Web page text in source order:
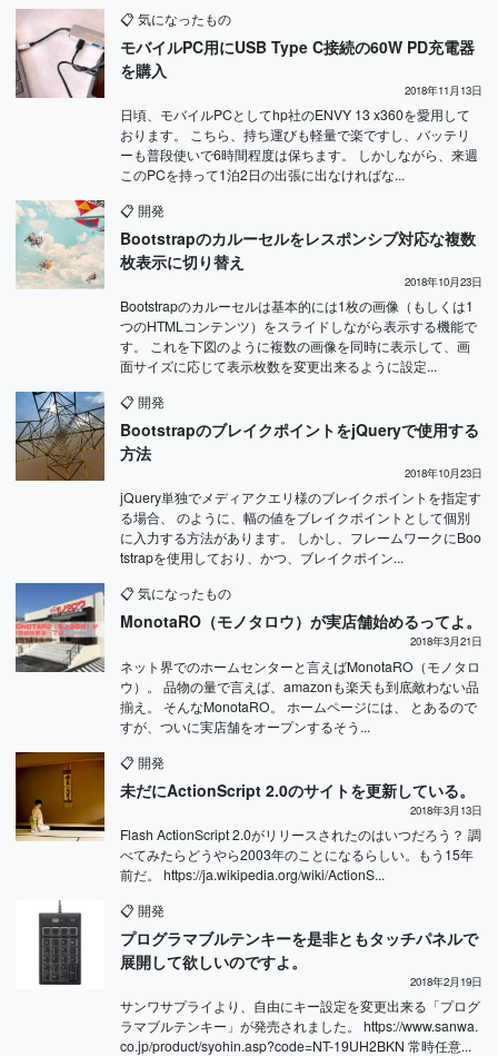
📋 気になったもの
モバイルPC用にUSB Type C接続の60W PD充電器
を購入
2018年11月13日
日頃、モバイルPCとしてhp社のENVY 13 x360を愛用して
おります。 こちら、持ち運びも軽量で楽ですし、バッテリ
ーも普段使いで6時間程度は保ちます。 しかしながら、来週
このPCを持って1泊2日の出張に出なければな...
📋 開発
Bootstrapのカルーセルをレスポンシブ対応な複数
枚表示に切り替え
2018年10月23日
Bootstrapのカルーセルは基本的には1枚の画像（もしくは1
つのHTMLコンテンツ）をスライドしながら表示する機能で
す。 これを下図のように複数の画像を同時に表示して、画
面サイズに応じて表示枚数を変更出来るように設定...
📋 開発
BootstrapのブレイクポイントをjQueryで使用する
方法
2018年10月23日
jQuery単独でメディアクエリ様のブレイクポイントを指定す
る場合、 のように、幅の値をブレイクポイントとして個別
に入力する方法があります。 しかし、フレームワークにBoo
tstrapを使用しており、かつ、ブレイクポイン...
📋 気になったもの
MonotaRO（モノタロウ）が実店舗始めるってよ。
2018年3月21日
ネット界でのホームセンターと言えばMonotaRO（モノタロ
ウ）。 品物の量で言えば、amazonも楽天も到底敵わない品
揃え。 そんなMonotaRO。 ホームページには、 とあるので
すが、ついに実店舗をオープンするそう...
📋 開発
未だにActionScript 2.0のサイトを更新している。
2018年3月13日
Flash ActionScript 2.0がリリースされたのはいつだろう？ 調
べてみたらどうやら2003年のことになるらしい。もう15年
前だ。 https://ja.wikipedia.org/wiki/ActionS...
📋 開発
プログラマブルテンキーを是非ともタッチパネルで
展開して欲しいのですよ。
2018年2月19日
サンワサプライより、自由にキー設定を変更出来る「プログ
ラマブルテンキー」が発売されました。 https://www.sanwa.
co.jp/product/syohin.asp?code=NT-19UH2BKN 常時任意...